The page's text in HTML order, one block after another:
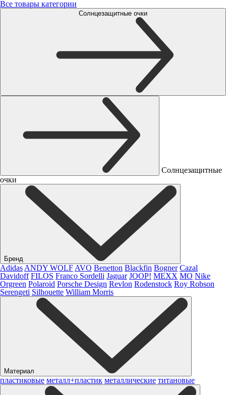
Все товары категории
Солнцезащитные очки
Солнцезащитные
очки
Бренд
Adidas ANDY WOLF AVO Benetton Blackfin Bogner Cazal
Davidoff FILOS Franco Sordelli Jaguar JOOP! MEXX MO Nike
Orgreen Polaroid Porsche Design Revlon Rodenstock Roy Robson
Serengeti Silhouette William Morris
Материал
пластиковые металл+пластик металлические титановые